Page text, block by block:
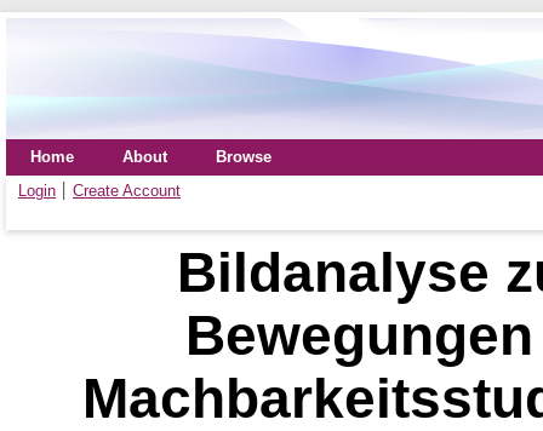
Home About
Browse
Login
Create Account
Bildanalyse